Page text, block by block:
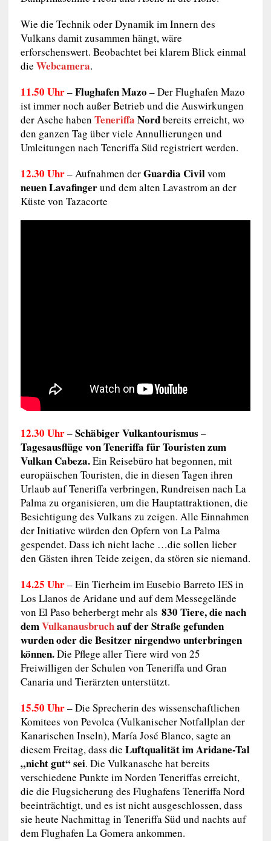
Wie die Technik oder Dynamik im Innern des
Vulkans damit zusammen hängt, wäre
erforschenswert. Beobachtet bei klarem Blick einmal
die Webcamera.
11.50 Uhr–Flughafen Mazo – Der Flughafen Mazo
ist immer noch außer Betrieb und die Auswirkungen
der Asche haben Teneriffa Nordbereits erreicht, wo
den ganzen Tag über viele Annullierungen und
Umleitungen nach Teneriffa Süd registriert werden.
12.30 Uhr– Aufnahmen derGuardia Civilvom
neuen Lavafingerund dem alten Lavastrom an der
Küste von Tazacorte
12.30 Uhr–Schäbiger Vulkantourismus –
Tagesausflüge von Teneriffa für Touristen zum
Vulkan Cabeza.Ein Reisebüro hat begonnen, mit
europäischen Touristen, die in diesen Tagen ihren
Urlaub auf Teneriffa verbringen, Rundreisen nach La
Palma zu organisieren, um die Hauptattraktionen, die
Besichtigung des Vulkans zu zeigen. Alle Einnahmen
der Initiative würden den Opfern von La Palma
gespendet. Dass ich nicht lache …die sollen lieber
den Gästen ihren Teide zeigen, da stören sie niemand.
14.25 Uhr– Ein Tierheim im Eusebio Barreto IES in
Los Llanos de Aridane und auf dem Messegelände
von El Paso beherbergt mehr als 830 Tiere, die nach
demVulkanausbruchauf der Straße gefunden
wurden oder die Besitzer nirgendwo unterbringen
können.Die Pflege aller Tiere wird von 25
Freiwilligen der Schulen von Teneriffa und Gran
Canaria und Tierärzten unterstützt.
15.50 Uhr– Die Sprecherin des wissenschaftlichen
Komitees von Pevolca (Vulkanischer Notfallplan der
Kanarischen Inseln), María José Blanco, sagte an
diesem Freitag, dass die Luftqualität im Aridane-Tal
„nicht gut“ sei. Die Vulkanasche hat bereits
verschiedene Punkte im Norden Teneriffas erreicht,
die die Flugsicherung des Flughafens Teneriffa Nord
beeinträchtigt, und es ist nicht ausgeschlossen, dass
sie heute Nachmittag in Teneriffa Süd und nachts auf
dem Flughafen La Gomera ankommen.